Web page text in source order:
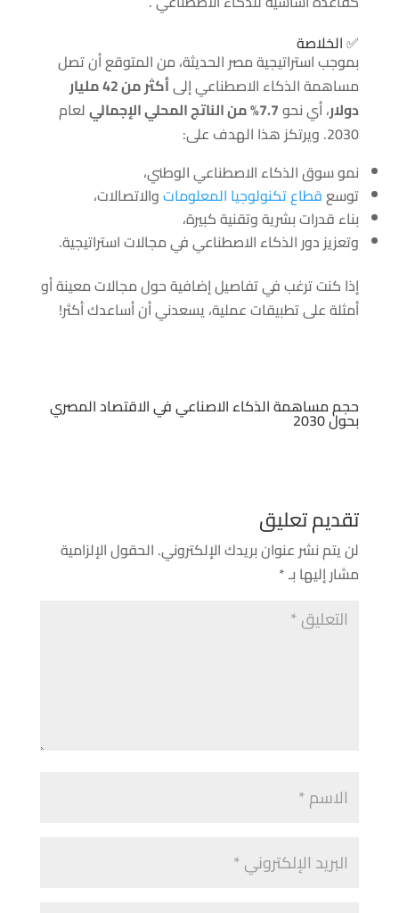
✅ الخلاصة
بموجب استراتيجية مصر الحديثة، من المتوقع أن تصل
مساهمة الذكاء الاصطناعي إلى
أكثر من 42 مليار
دولار، أي نحو7.7% من الناتج المحلي الإجمالي
لعام
2030. ويرتكز هذا الهدف على:
نمو سوق الذكاء الاصطناعي الوطني،
توسعقطاع تكنولوجيا المعلوماتوالاتصالات،
بناء قدرات بشرية وتقنية كبيرة،
وتعزيز دور الذكاء الاصطناعي في مجالات استراتيجية.
إذا كنت ترغب في تفاصيل إضافية حول مجالات معينة أو
أمثلة على تطبيقات عملية، يسعدني أن أساعدك أكثر!
حجم مساهمة الذكاء الاصناعي في الاقتصاد المصري
بحول 2030
تقديم تعليق
لن يتم نشر عنوان بريدك الإلكتروني. الحقول الإلزامية
مشار إليها بـ*